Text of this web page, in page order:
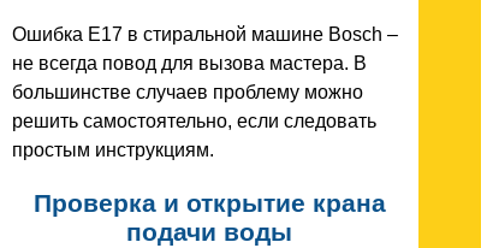
Ошибка E17 в стиральной машине Bosch –
не всегда повод для вызова мастера. В
большинстве случаев проблему можно
решить самостоятельно, если следовать
простым инструкциям.
Проверка и открытие крана
подачи воды